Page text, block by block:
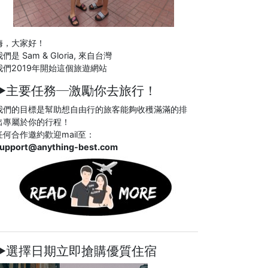
，大家好！
們是 Sam & Gloria, 來自台灣
們2019年開始這個旅遊網站
主要任務─激勵你去旅行！
們的目標是幫助想自由行的旅客能夠收穫滿滿的排
專屬於你的行程！
何合作邀約歡迎mail至：
best.com
擇日期立即搶購優質住宿